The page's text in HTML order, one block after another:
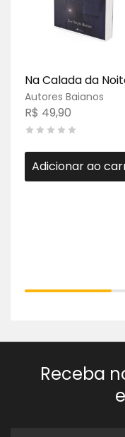
Autores Baianos
Na Calada da
R$ 49,90
Receba